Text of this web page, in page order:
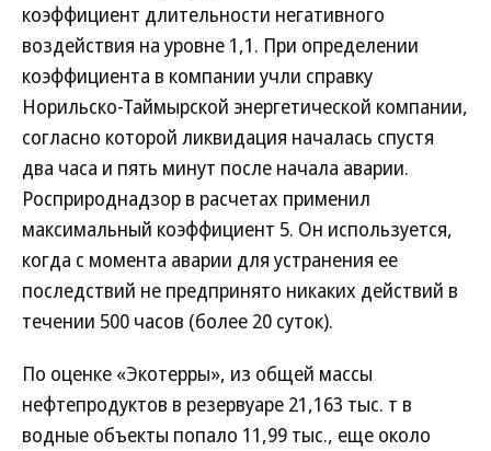
коэффициент длительности негативного
воздействия на уровне 1,1. При определении
коэффициента в компании учли справку
Норильско-Таймырской энергетической компании,
согласно которой ликвидация началась спустя
два часа и пять минут после начала аварии.
Росприроднадзор в расчетах применил
максимальный коэффициент 5. Он используется,
когда с момента аварии для устранения ее
последствий не предпринято никаких действий в
течении 500 часов (более 20 суток).
По оценке «Экотерры», из общей массы
нефтепродуктов в резервуаре 21,163 тыс. т в
водные объекты попало 11,99 тыс., еще около